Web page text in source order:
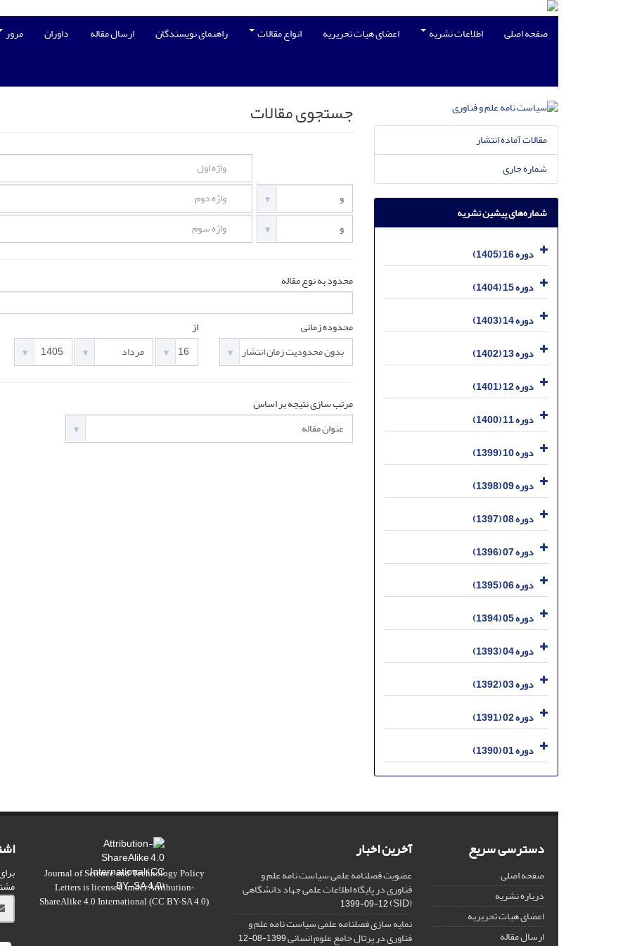
صفحه اصلی اطلاعات نشریه اعضای هیات تحریریه انواع مقالات راهنمای نویسندگان ارسال مقاله داوران مرور
جستجوی مقالات
محدود به نوع مقاله
محدوده زمانی از
مرتب سازی نتیجه بر اساس
مقالات آماده انتشار
شماره جاری
شماره‌های پیشین نشریه
دوره 16 (1405)
دوره 15 (1404)
دوره 14 (1403)
دوره 13 (1402)
دوره 12 (1401)
دوره 11 (1400)
دوره 10 (1399)
دوره 09 (1398)
دوره 08 (1397)
دوره 07 (1396)
دوره 06 (1395)
دوره 05 (1394)
دوره 04 (1393)
دوره 03 (1392)
دوره 02 (1391)
دوره 01 (1390)
دسترسی سریع
صفحه اصلی
درباره نشریه
اعضای هیات تحریریه
ارسال مقاله
آخرین اخبار
عضویت فصلنامه علمی سیاست نامه علم و
فناوری در پایگاه اطلاعات علمی جهاد دانشگاهی
(SID)
1399-09-12
نمایه سازی فصلنامه علمی سیاست نامه علم و
فناوری در پرتال جامع علوم انسانی1399-08-12
Journal of Science and Technology Policy
Lettersis licensed underAttribution-
ShareAlike 4.0 International (CC BY-SA 4.0)